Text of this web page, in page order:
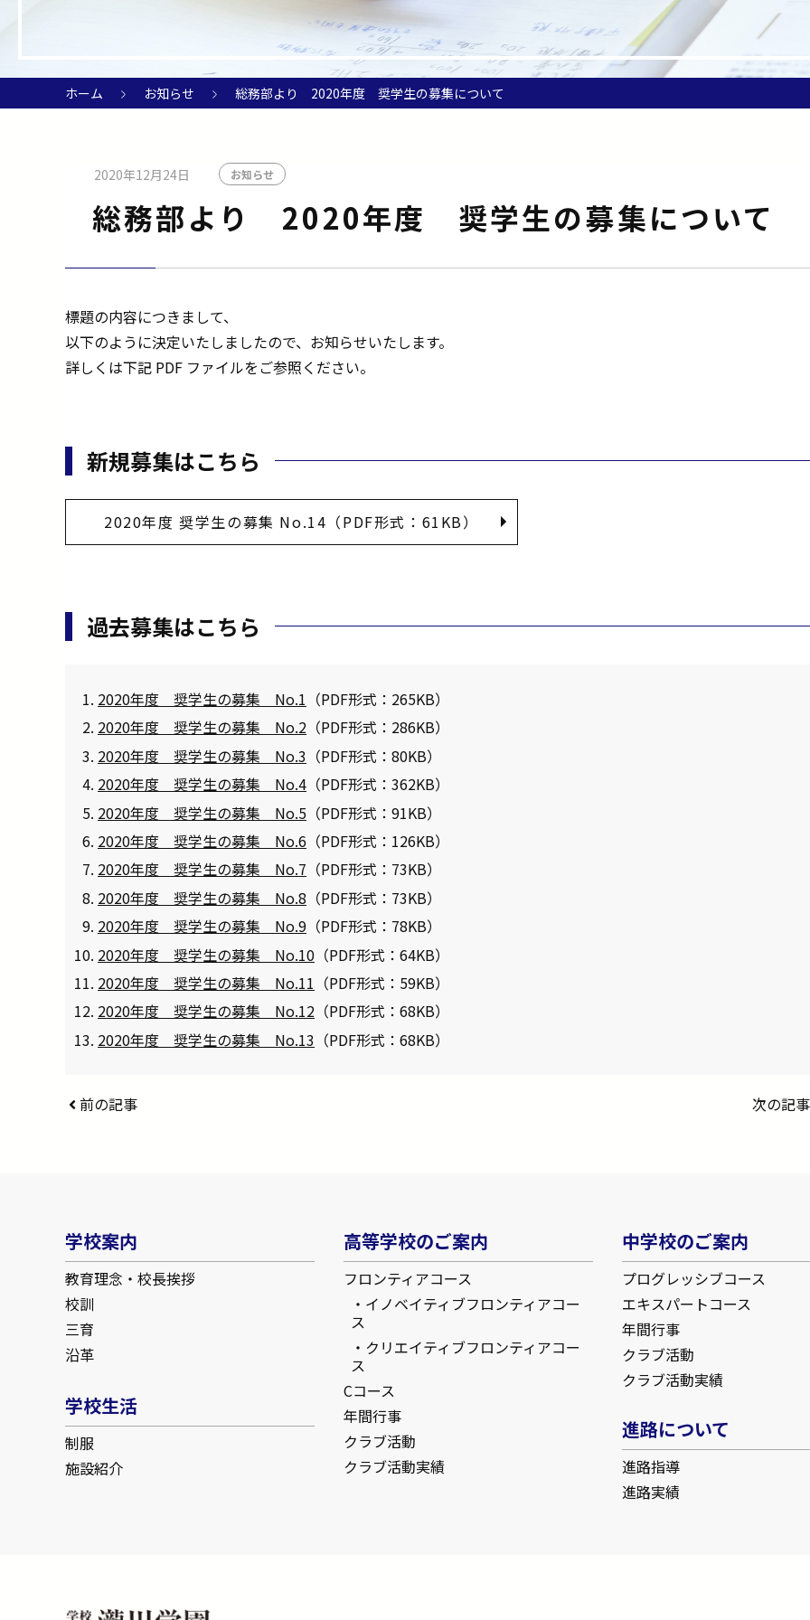
ホーム お知らせ 総務部より 2020年度 奨学生の募集について
2020年12月24日 お知らせ
総務部より 2020年度 奨学生の募集について
標題の内容につきまして、
以下のように決定いたしましたので、お知らせいたします。
詳しくは下記 PDF ファイルをご参照ください。
新規募集はこちら
2020年度 奨学生の募集 No.14（PDF形式：61KB）
過去募集はこちら
2020年度 奨学生の募集 No.1 （PDF形式：265KB）
2020年度 奨学生の募集 No.2 （PDF形式：286KB）
2020年度 奨学生の募集 No.3 （PDF形式：80KB）
2020年度 奨学生の募集 No.4 （PDF形式：362KB）
2020年度 奨学生の募集 No.5 （PDF形式：91KB）
2020年度 奨学生の募集 No.6 （PDF形式：126KB）
2020年度 奨学生の募集 No.7 （PDF形式：73KB）
2020年度 奨学生の募集 No.8 （PDF形式：73KB）
2020年度 奨学生の募集 No.9 （PDF形式：78KB）
2020年度 奨学生の募集 No.10 （PDF形式：64KB）
2020年度 奨学生の募集 No.11 （PDF形式：59KB）
2020年度 奨学生の募集 No.12 （PDF形式：68KB）
2020年度 奨学生の募集 No.13 （PDF形式：68KB）
前の記事 次の記
学校案内
教育理念・校長挨拶
校訓
三育
沿革
学校生活
制服
施設紹介
高等学校のご案内
フロンティアコース
イノベイティブフロンティアコー
ス
クリエイティブフロンティアコー
ス
Cコース
年間行事
クラブ活動
クラブ活動実績
中学校のご案内
プログレッシブコース
エキスパートコース
年間行事
クラブ活動
クラブ活動実績
進路について
進路指導
進路実績